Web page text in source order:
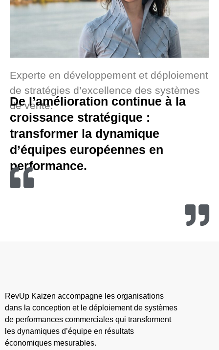
Experte en développement et déploiement
de stratégies d’excellence des systèmes
de vente.
De l’amélioration continue à la
croissance stratégique :
transformer la dynamique
d’équipes européennes en
performance.
RevUp Kaizen accompagne les organisations
dans la conception et le déploiement de systèmes
de performances commerciales qui transforment
les dynamiques d’équipe en résultats
économiques mesurables.